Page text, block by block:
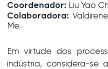
Coordenador: Liu Yao
Colaboradora:
Me.
Em virtude dos
indústria, considera-